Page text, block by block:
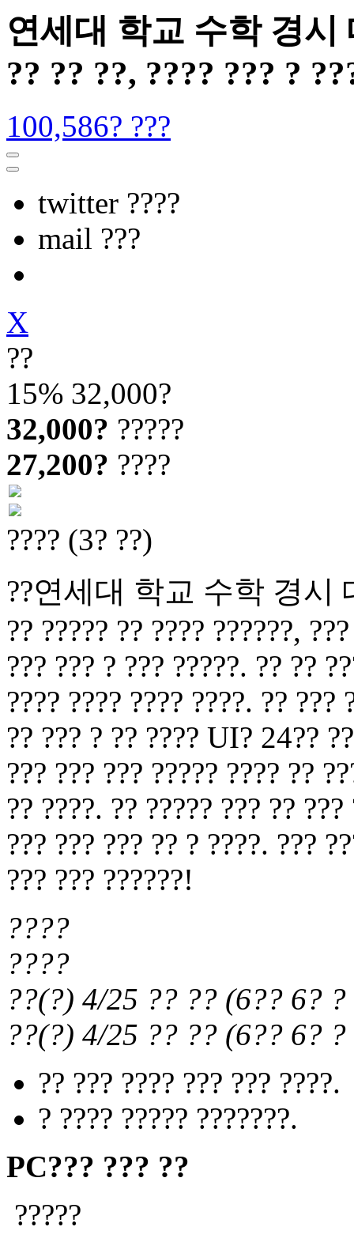
연세대 학교 수학 경시
?? ?? ??, ???? ??? ?
100,586? ???
twitter ????
mail ???
X
??
15% 32,000?
32,000? ?????
27,200? ????
???? (3? ??)
??연세대 학교 수학 경시
?? ????? ?? ???? ??????,
??? ??? ? ??? ?????. ?? ??
???? ???? ???? ????. ?? ???
?? ??? ? ?? ???? UI? 24??
??? ??? ??? ????? ???? ??
?? ????. ?? ????? ??? ??
??? ??? ??? ?? ? ????. ???
??? ??? ??????!
????
????
??(?) 4/25 ?? ?? (6?? 6?
??(?) 4/25 ?? ?? (6?? 6?
?? ??? ???? ??? ??? ????.
? ???? ????? ???????.
PC??? ??? ??
?????